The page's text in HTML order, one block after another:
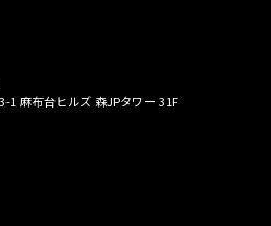
麻布台ヒルズ 森JPタワー 31F